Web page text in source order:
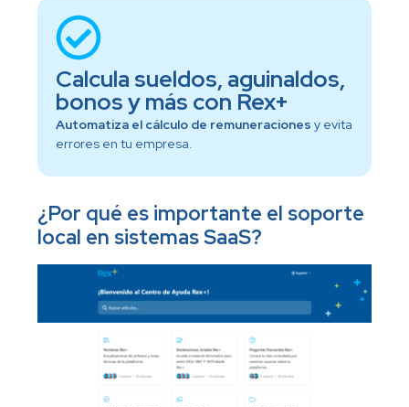
Calcula sueldos, aguinaldos,
bonos y más con Rex+
Automatiza el cálculo de remuneracionesy evita
errores en tu empresa.
¿Por qué es importante el soporte
local en sistemas SaaS?